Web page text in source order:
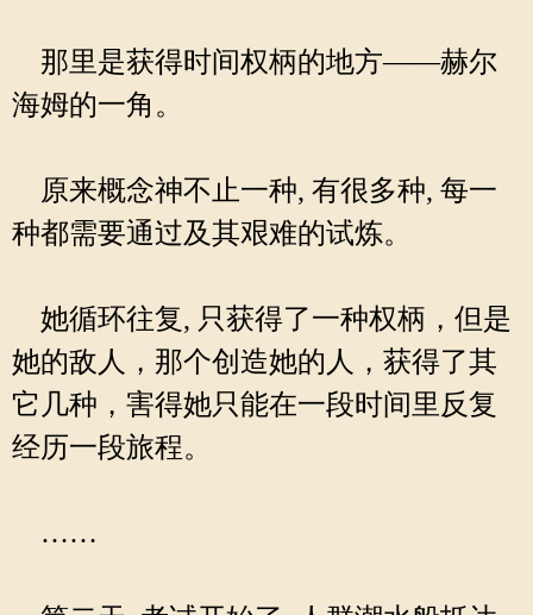
那里是获得时间权柄的地方——赫尔
海姆的一角。
原来概念神不止一种, 有很多种, 每一
种都需要通过及其艰难的试炼。
她循环往复, 只获得了一种权柄，但是
她的敌人，那个创造她的人，获得了其
它几种，害得她只能在一段时间里反复
经历一段旅程。
……